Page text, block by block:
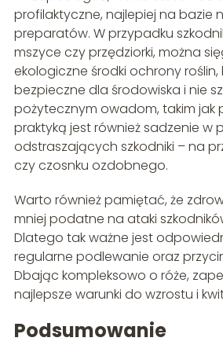
profilaktyczne, najlepiej na bazie
preparatów. W przypadku
mszyce czy przędziorki, można
ekologiczne środki ochrony roślin,
bezpieczne dla środowiska i nie
pożytecznym owadom, takim jak
praktyką jest również sadzenie w
odstraszających szkodniki – na
czy czosnku ozdobnego.
Warto również pamiętać, że
mniej podatne na ataki
Dlatego tak ważne jest
regularne podlewanie oraz
Dbając kompleksowo o róże,
najlepsze warunki do wzrostu i
Podsumowanie